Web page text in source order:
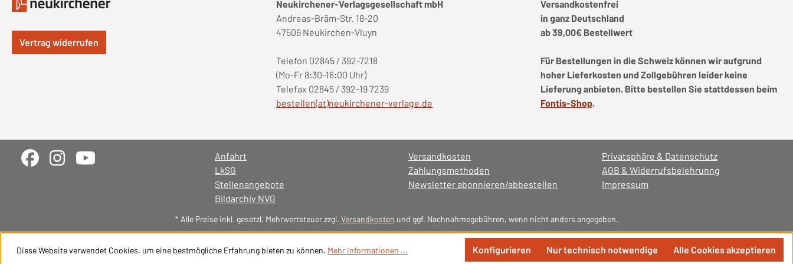
Vertrag widerrufen
Neukirchener-Verlagsgesellschaft mbH
Andreas-Bräm-Str. 18-20
47506 Neukirchen-Vluyn
Telefon 02845 / 392-7218
(Mo-Fr 8:30-16:00 Uhr)
Telefax 02845 / 392-19 7239
bestellen(at)neukirchener-verlage.de
Versandkostenfrei
in ganz Deutschland
ab 39,00€ Bestellwert
Für Bestellungen in die Schweiz können wir aufgrund
hoher Lieferkosten und Zollgebühren leider keine
Lieferung anbieten. Bitte bestellen Sie stattdessen beim
Fontis-Shop.
Anfahrt
LkSG
Stellenangebote
Versandkosten
Zahlungsmethoden
Newsletter abonnieren/abbestellen
Privatsphäre & Datenschutz
AGB & Widerrufsbelehrunng
Impressum
Bildarchiv NVG
* Alle Preise inkl. gesetzl. Mehrwertsteuer zzgl. Versandkosten und ggf. Nachnahmegebühren, wenn nicht anders angegeben.
Diese Website verwendet Cookies, um eine bestmögliche Erfahrung bieten zu können. Mehr Informationen ... Nur technisch notwendige
Konfigurieren Alle Cookies akzeptieren